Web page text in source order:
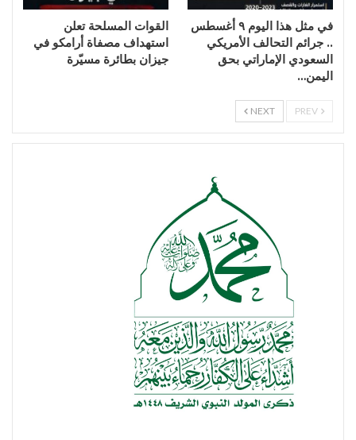
في مثل هذا اليوم ٩ أغسطس
.. جرائم التحالف الأمريكي
السعودي الإماراتي بحق
اليمن…
القوات المسلحة تعلن
استهداف مصفاة أرامكو في
جيزان بطائرة مسيّرة
NEXT